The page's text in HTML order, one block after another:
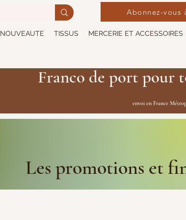
NOUVEAUTE TISSUS MERCERIE ET ACCESSOIRES
Abonnez-vous
Franco de port pour
envoi en France
Les promotions et